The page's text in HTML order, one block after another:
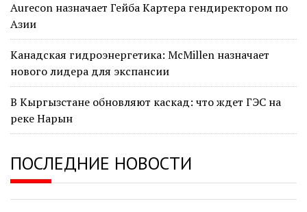
Aurecon назначает Гейба Картера гендиректором по
Азии
Канадская гидроэнергетика: McMillen назначает
нового лидера для экспансии
В Кыргызстане обновляют каскад: что ждет ГЭС на
реке Нарын
ПОСЛЕДНИЕ НОВОСТИ